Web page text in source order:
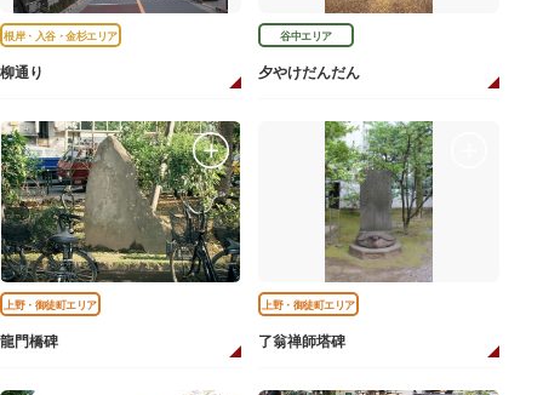
根岸・入谷・金杉エリア
柳通り
谷中エリア
夕やけだんだん
上野・御徒町エリア
龍門橋碑
上野・御徒町エリア
了翁禅師塔碑